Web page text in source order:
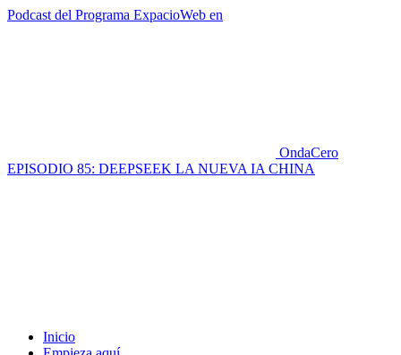
Podcast del Programa ExpacioWeb en
OndaCero
EPISODIO 85: DEEPSEEK LA NUEVA IA CHINA
Inicio